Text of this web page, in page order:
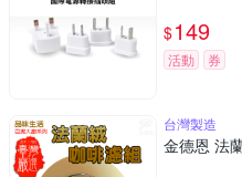
$149
活動 券
台灣製造
金德恩 法